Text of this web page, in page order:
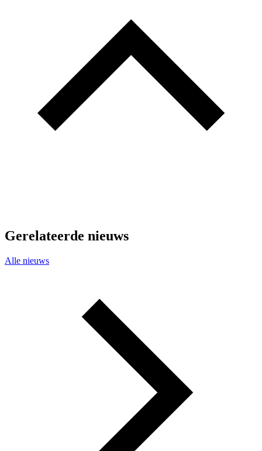
Gerelateerde nieuws
Alle nieuws